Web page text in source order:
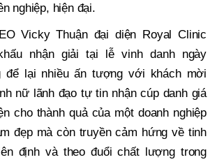
nghiệp, hiện đại.
Vicky Thuận đại diện Royal Clinic
nhận giải tại lễ vinh danh ngày
để lại nhiều ấn tượng với khách mời
nữ lãnh đạo tự tin nhận cúp danh giá
cho thành quả của một doanh nghiệp
đẹp mà còn truyền cảm hứng về tinh
định và theo đuổi chất lượng trong